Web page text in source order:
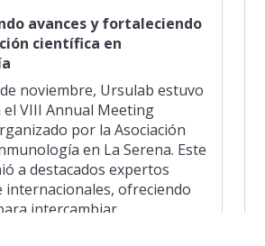
avances y fortaleciendo
científica en
noviembre, Ursulab estuvo
VIII Annual Meeting
por la Asociación
en La Serena. Este
a destacados expertos
internacionales, ofreciendo
intercambiar